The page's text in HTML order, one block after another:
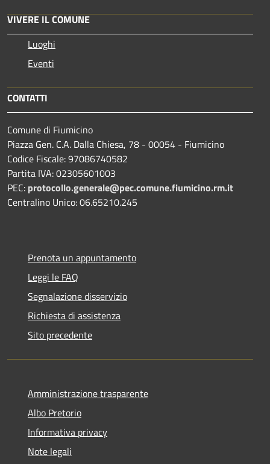
VIVERE IL COMUNE
Luoghi
Eventi
CONTATTI
Comune di Fiumicino
Piazza Gen. C.A. Dalla Chiesa, 78 - 00054 - Fiumicino
Codice Fiscale: 97086740582
Partita IVA: 02305601003
PEC: protocollo.generale@pec.comune.fiumicino.rm.it
Centralino Unico: 06.65210.245
Prenota un appuntamento
Leggi le FAQ
Segnalazione disservizio
Richiesta di assistenza
Sito precedente
Amministrazione trasparente
Albo Pretorio
Informativa privacy
Note legali